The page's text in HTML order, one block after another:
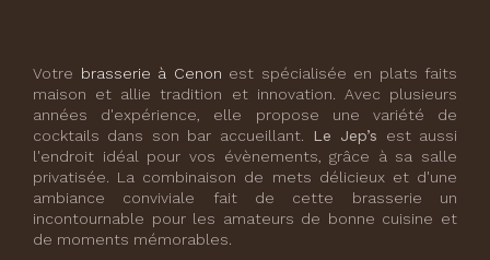
Votre brasserie à Cenon est spécialisée en plats faits
maison et allie tradition et innovation. Avec plusieurs
années d'expérience, elle propose une variété de
cocktails dans son bar accueillant.
Le Jep’s est aussi
l'endroit idéal pour vos évènements, grâce à sa salle
privatisée. La combinaison de mets délicieux et d'une
ambiance conviviale fait de cette brasserie un
incontournable pour les amateurs de bonne cuisine et
de moments mémorables.